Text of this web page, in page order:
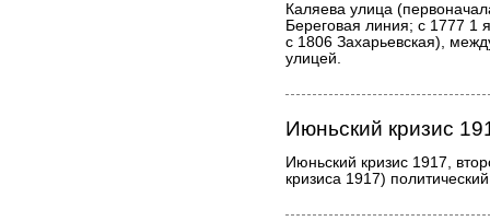
Каляева улица
Береговая линия; с 1777 1
с 1806 Захарьевская),
улицей.
Июньский кризис
Июньский кризис 1917,
кризиса 1917)